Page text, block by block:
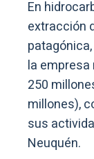
En
extracción
la
250
millones),
sus
Neuquén.